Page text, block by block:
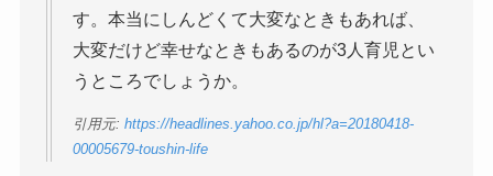
す。本当にしんどくて大変なときもあれば、
大変だけど幸せなときもあるのが3人育児とい
うところでしょうか。
引用元: https://headlines.yahoo.co.jp/hl?a=20180418-
00005679-toushin-life